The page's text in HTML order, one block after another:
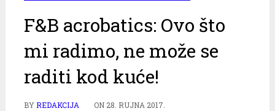
F&B acrobatics: Ovo što
mi radimo, ne može se
raditi kod kuće!
BYREDAKCIJA ON28. RUJNA 2017.